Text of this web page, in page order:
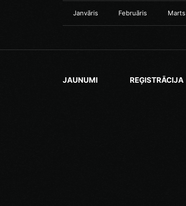
Janvāris Februāris Marts
JAUNUMI REĢISTRĀCIJA